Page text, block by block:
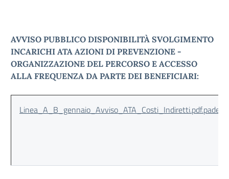
AVVISO PUBBLICO DISPONIBILITÀ SVOLGIMENTO
INCARICHI ATA AZIONI DI PREVENZIONE -
ORGANIZZAZIONE DEL PERCORSO E ACCESSO
ALLA FREQUENZA DA PARTE DEI BENEFICIARI: